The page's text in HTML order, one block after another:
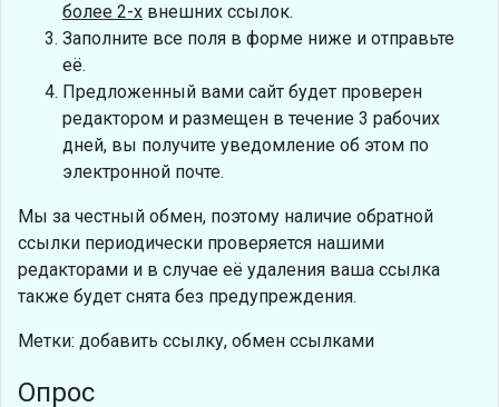
более 2-х внешних ссылок.
Заполните все поля в форме ниже и отправьте
её.
Предложенный вами сайт будет проверен
редактором и размещен в течение 3 рабочих
дней, вы получите уведомление об этом по
электронной почте.
Мы за честный обмен, поэтому наличие обратной
ссылки периодически проверяется нашими
редакторами и в случае её удаления ваша ссылка
также будет снята без предупреждения.
Метки: добавить ссылку, обмен ссылками
Опрос